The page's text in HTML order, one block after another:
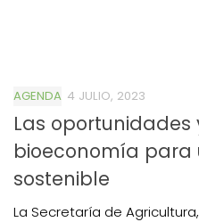
AGENDA 4 JULIO, 2023
Las
bioeconomía
sostenible
La Secretaría de